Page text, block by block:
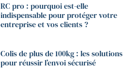
RC pro : pourquoi est-elle
indispensable pour protéger votre
entreprise et vos clients ?
Colis de plus de 100kg : les solutions
pour réussir l’envoi sécurisé